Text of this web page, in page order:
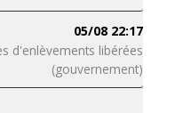
05/08 22:17
d'enlèvements libérées
(gouvernement)